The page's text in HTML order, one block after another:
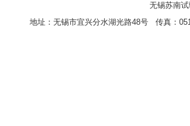
无锡苏南
地址：无锡市宜兴分水湖光路48号 传真：